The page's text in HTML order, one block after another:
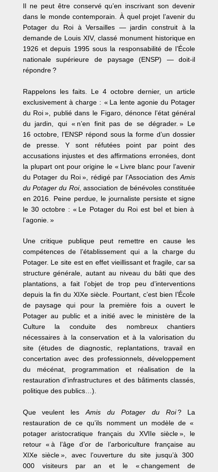
Il ne peut être conservé qu’en inscrivant son devenir
dans le monde contemporain. À quel projet l’avenir du
Potager du Roi à Versailles — jardin construit à la
demande de Louis XIV, classé monument historique en
1926 et depuis 1995 sous la responsabilité de l’École
nationale supérieure de paysage (ENSP) — doit-il
répondre ?
Rappelons les faits. Le 4 octobre dernier, un article
exclusivement à charge : « La lente agonie du Potager
du Roi » , publié dans le Figaro, dénonce l’état général
du jardin, qui « n’en finit pas de se dégrader. » Le
16 octobre, l’ENSP répond sous la forme d’un dossier
de presse. Y sont réfutées point par point des
accusations injustes et des affirmations erronées, dont
la plupart ont pour origine le « Livre blanc pour l’avenir
du Potager du Roi », rédigé par l’Association desAmis
du Potager du Roi, association de bénévoles constituée
en 2016. Peine perdue, le journaliste persiste et signe
le 30 octobre : « Le Potager du Roi est bel et bien à
l’agonie. »
Une critique publique peut remettre en cause les
compétences de l’établissement qui a la charge du
Potager. Le site est en effet vieillissant et fragile, car sa
structure générale, autant au niveau du bâti que des
plantations, a fait l’objet de trop peu d’interventions
depuis la fin du XIXe siècle. Pourtant, c’est bien l’École
de paysage qui pour la première fois a ouvert le
Potager au public et a initié avec le ministère de la
Culture la conduite des nombreux chantiers
nécessaires à la conservation et à la valorisation du
site (études de diagnostic, replantations, travail en
concertation avec des professionnels, développement
du mécénat, programmation et réalisation de la
restauration d’infrastructures et des bâtiments classés,
politique des publics…).
Que veulent lesAmis du Potager du Roi? La
restauration de ce qu’ils nomment un modèle de «
potager aristocratique français du XVIIe siècle », le
retour « à l’âge d’or de l’arboriculture française au
XIXe siècle », avec l’ouverture du site jusqu’à 300
000 visiteurs par an et le « changement de